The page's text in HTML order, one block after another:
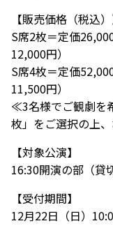
【販売価格（税込）
S席2枚＝定価
12,000円）
S席4枚＝定価
11,500円）
≪3名様でご観劇を
枚」をご選択の上、
【対象公演】
16:30開演の部（貸
【受付期間】
12月22日（日）